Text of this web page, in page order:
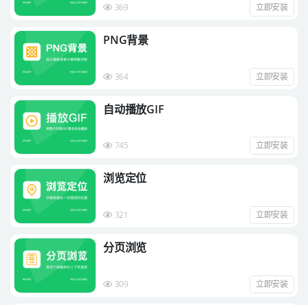
369 立即安装
PNG背景
364 立即安装
自动播放GIF
745 立即安装
浏览定位
321 立即安装
分页浏览
309 立即安装